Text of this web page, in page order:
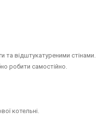
та відштукатуреними стінами.
робити самостійно.
котельні.